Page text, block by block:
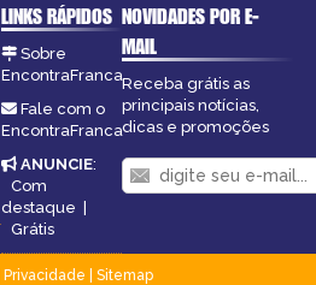
LINKS RÁPIDOS
Sobre
EncontraFranca
Fale com o
EncontraFranca
ANUNCIE:
Com
destaque |
Grátis
NOVIDADES POR E-
MAIL
Receba grátis as
principais notícias,
dicas e promoções
Privacidade
Sitemap